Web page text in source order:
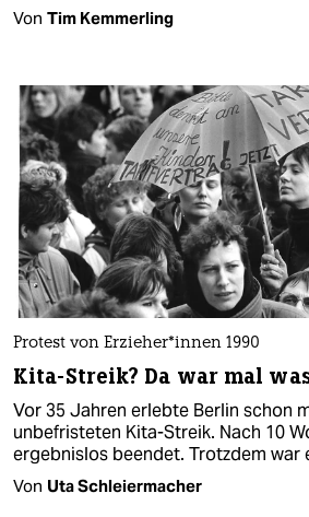
Von Tim Kemmerling
Protest von Er­zie­he­r*in­nen 1990
Kita-Streik? Da war mal
Vor 35 Jahren erlebte Berlin schon
unbefristeten Kita-Streik. Nach 10
ergebnislos beendet. Trotzdem war
Von Uta Schleiermacher